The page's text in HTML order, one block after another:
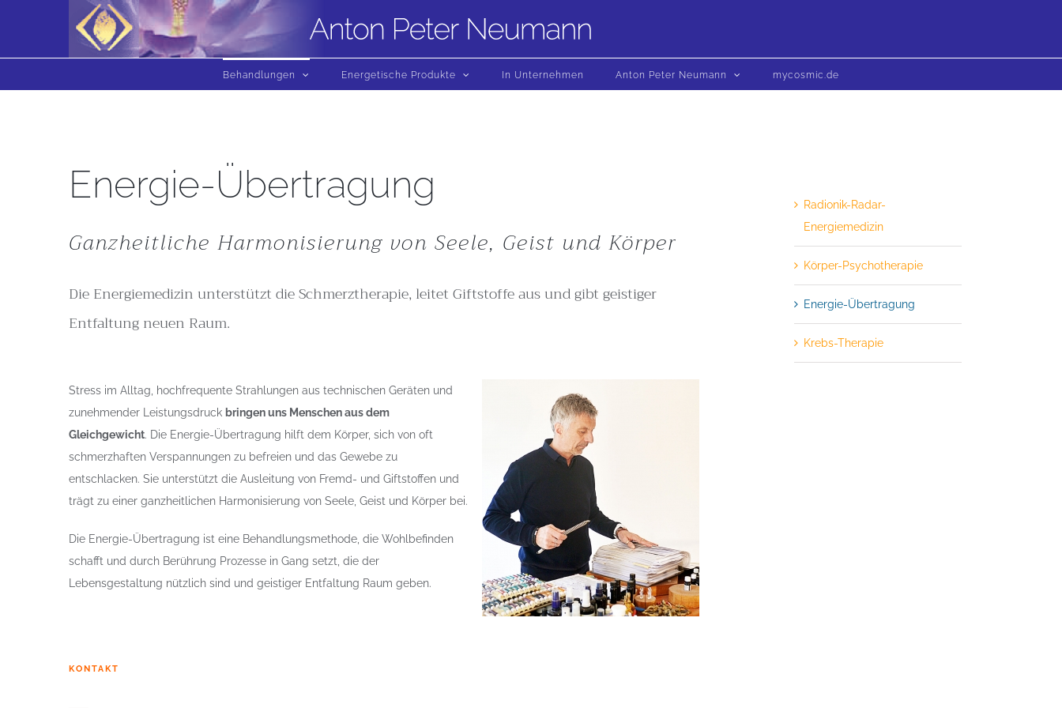
Behandlungen Energetische Produkte In Unternehmen Anton Peter Neumann mycosmic.de
Energie-Übertragung
Ganzheitliche Harmonisierung von Seele, Geist und Körper
Die Energiemedizin unterstützt die Schmerztherapie, leitet Giftstoffe aus und gibt geistiger
Entfaltung neuen Raum.
Stress im Alltag, hochfrequente Strahlungen aus technischen Geräten und
zunehmender Leistungsdruck bringen uns Menschen aus dem
Gleichgewicht. Die Energie-Übertragung hilft dem Körper, sich von oft
schmerzhaften Verspannungen zu befreien und das Gewebe zu
entschlacken. Sie unterstützt die Ausleitung von Fremd- und Giftstoffen und
trägt zu einer ganzheitlichen Harmonisierung von Seele, Geist und Körper bei.
Die Energie-Übertragung ist eine Behandlungsmethode, die Wohlbefinden
schafft und durch Berührung Prozesse in Gang setzt, die der
Lebensgestaltung nützlich sind und geistiger Entfaltung Raum geben.
KONTAKT
Radionik-Radar-
Energiemedizin
Körper-Psychotherapie
Energie-Übertragung
Krebs-Therapie